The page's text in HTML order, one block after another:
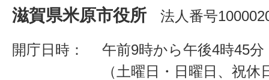
滋賀県米原市役所 法人番号
開庁日時：
午前9時から午後4時45分
（土曜日・日曜日、祝